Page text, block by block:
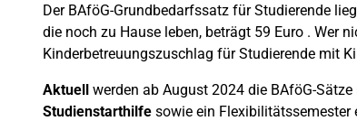
Der BAföG-Grundbedarfssatz für Studierende
die noch zu Hause leben, beträgt 59 Euro . Wer
Kinderbetreuungszuschlag für Studierende mit
Aktuell werden ab August 2024 die BAföG-
Studienstarthilfe sowie ein Flexibilitätssemester